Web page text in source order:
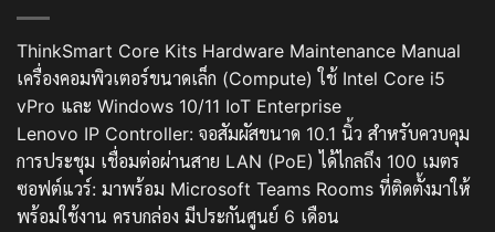
ThinkSmart Core Kits Hardware Maintenance Manual
เครื่องคอมพิวเตอร์ขนาดเล็ก (Compute) ใช้ Intel Core i5
vPro และ Windows 10/11 IoT Enterprise
Lenovo IP Controller: จอสัมผัสขนาด 10.1 นิ้ว สำหรับควบคุม
การประชุม เชื่อมต่อผ่านสาย LAN (PoE) ได้ไกลถึง 100 เมตร
ซอฟต์แวร์: มาพร้อม Microsoft Teams Rooms ที่ติดตั้งมาให้
พร้อมใช้งาน ครบกล่อง มีประกันศูนย์ 6 เดือน